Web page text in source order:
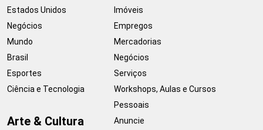
Estados Unidos
Negócios
Mundo
Brasil
Esportes
Ciência e Tecnologia
Arte & Cultura
Imóveis
Empregos
Mercadorias
Negócios
Serviços
Workshops, Aulas e Cursos
Pessoais
Anuncie